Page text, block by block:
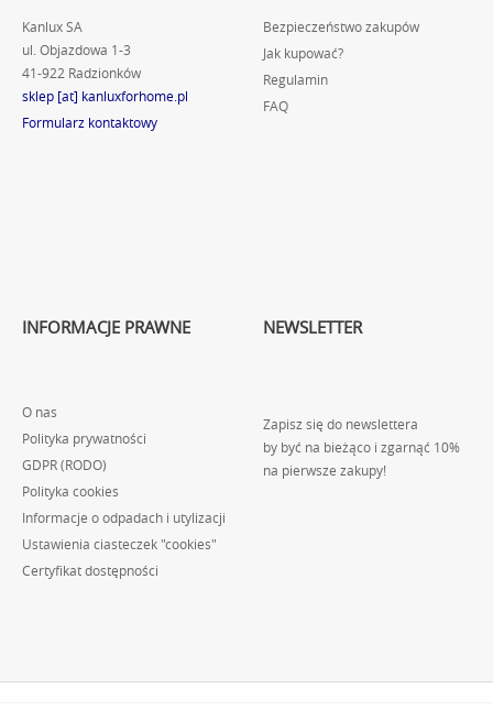
Kanlux SA
ul. Objazdowa 1-3
41-922 Radzionków
sklep [at] kanluxforhome.pl
Formularz kontaktowy
Bezpieczeństwo zakupów
Jak kupować?
Regulamin
FAQ
INFORMACJE PRAWNE
O nas
Polityka prywatności
GDPR (RODO)
Polityka cookies
Informacje o odpadach i utylizacji
Ustawienia ciasteczek "cookies"
Certyfikat dostępności
NEWSLETTER
Zapisz się do newslettera
by być na bieżąco i zgarnąć 10%
na pierwsze zakupy!